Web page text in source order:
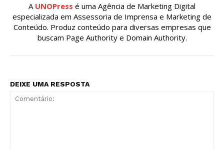
A UNOPress é uma Agência de Marketing Digital
especializada em Assessoria de Imprensa e Marketing de
Conteúdo. Produz conteúdo para diversas empresas que
buscam Page Authority e Domain Authority.
DEIXE UMA RESPOSTA